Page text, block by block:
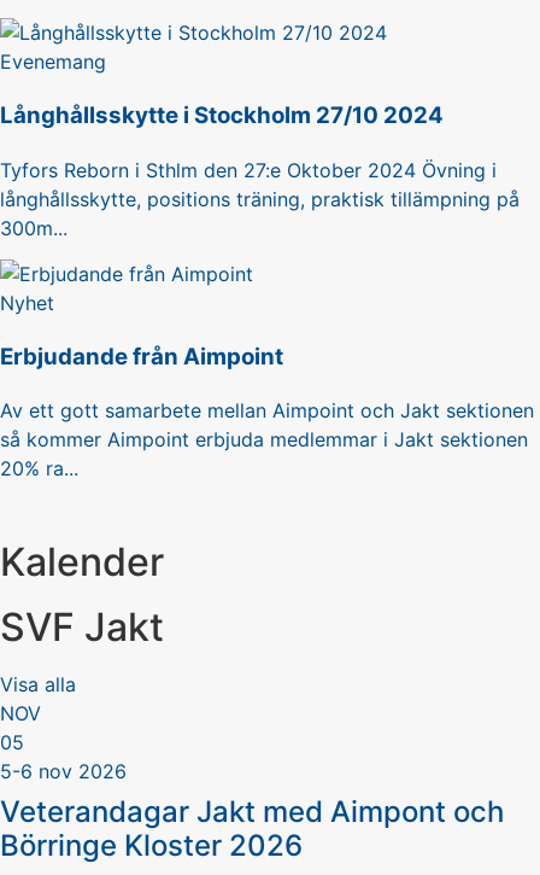
Evenemang
Långhållsskytte i Stockholm 27/10 2024
Tyfors Reborn i Sthlm den 27:e Oktober 2024 Övning i
långhållsskytte, positions träning, praktisk tillämpning på
300m...
Nyhet
Erbjudande från Aimpoint
Av ett gott samarbete mellan Aimpoint och Jakt sektionen
så kommer Aimpoint erbjuda medlemmar i Jakt sektionen
20% ra...
Kalender
SVF Jakt
Visa alla
NOV
05
5-6 nov 2026
Veterandagar Jakt med Aimpont och
Börringe Kloster 2026